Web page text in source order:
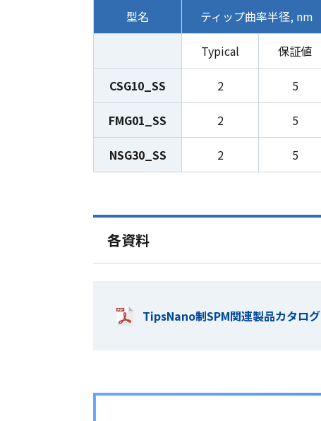
型名 ティップ曲率半径, nm
Typical 保証値
CSG10_SS 2 5
FMG01_SS 2 5
NSG30_SS 2 5
各資料
TipsNano制SPM関連製品カタログ